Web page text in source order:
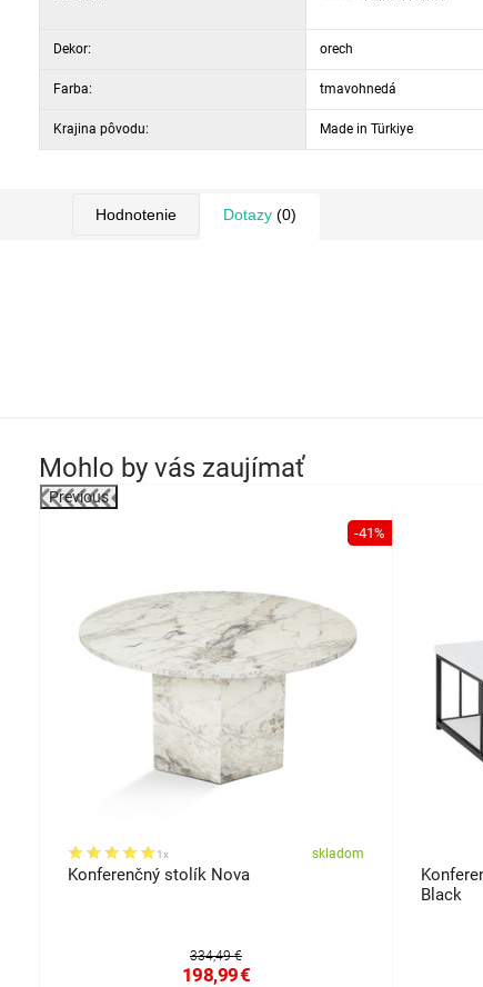
Dekor: orech
Farba: tmavohnedá
Krajina pôvodu: Made in Türkiye
Hodnotenie Dotazy (0)
Mohlo by vás zaujímať
Previous
-41%
1x skladom
Konferenčný stolík Nova
334,49 €
198,99€
Black